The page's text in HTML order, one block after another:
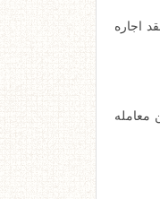
اجاره
معامله